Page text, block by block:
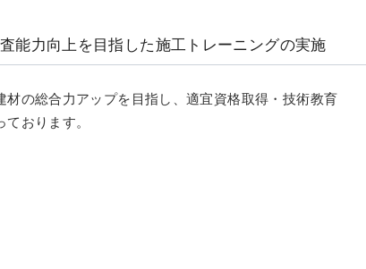
能力向上を目指した施工トレーニングの実施
材の総合力アップを目指し、適宜資格取得・技術教育
ております。